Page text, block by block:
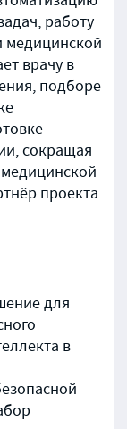
работу
медицинской
врачу в
подборе
сокращая
проекта
для
в